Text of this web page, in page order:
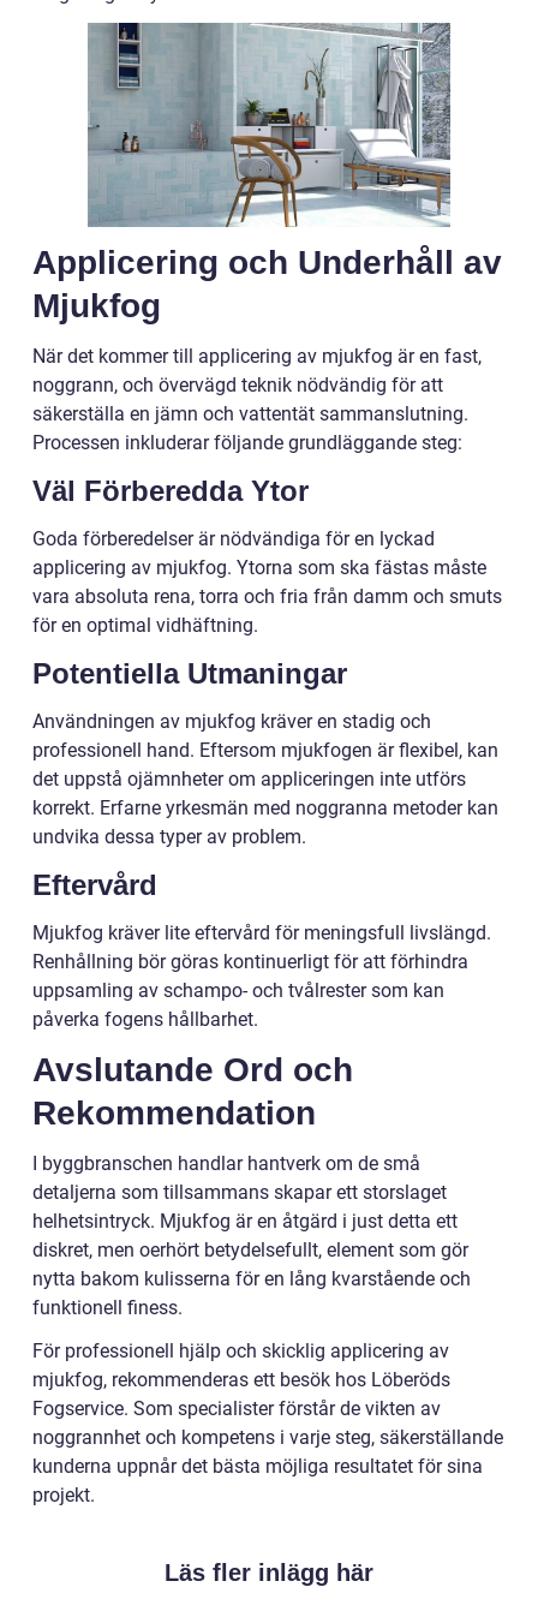
Applicering och Underhåll av
Mjukfog
När det kommer till applicering av mjukfog är en fast,
noggrann, och övervägd teknik nödvändig för att
säkerställa en jämn och vattentät sammanslutning.
Processen inkluderar följande grundläggande steg:
Väl Förberedda Ytor
Goda förberedelser är nödvändiga för en lyckad
applicering av mjukfog. Ytorna som ska fästas måste
vara absoluta rena, torra och fria från damm och smuts
för en optimal vidhäftning.
Potentiella Utmaningar
Användningen av mjukfog kräver en stadig och
professionell hand. Eftersom mjukfogen är flexibel, kan
det uppstå ojämnheter om appliceringen inte utförs
korrekt. Erfarne yrkesmän med noggranna metoder kan
undvika dessa typer av problem.
Eftervård
Mjukfog kräver lite eftervård för meningsfull livslängd.
Renhållning bör göras kontinuerligt för att förhindra
uppsamling av schampo- och tvålrester som kan
påverka fogens hållbarhet.
Avslutande Ord och
Rekommendation
I byggbranschen handlar hantverk om de små
detaljerna som tillsammans skapar ett storslaget
helhetsintryck. Mjukfog är en åtgärd i just detta ett
diskret, men oerhört betydelsefullt, element som gör
nytta bakom kulisserna för en lång kvarstående och
funktionell finess.
För professionell hjälp och skicklig applicering av
mjukfog, rekommenderas ett besök hos Löberöds
Fogservice. Som specialister förstår de vikten av
noggrannhet och kompetens i varje steg, säkerställande
kunderna uppnår det bästa möjliga resultatet för sina
projekt.
Läs fler inlägg här